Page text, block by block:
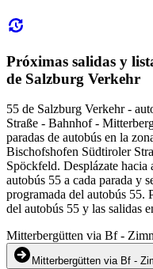
Próximas salidas y
de Salzburg Verkehr
55 de Salzburg Verkehr -
Straße - Bahnhof -
paradas de autobús en la
Bischofshofen Südtiroler
Spöckfeld. Desplázate hacia
autobús 55 a cada parada y
programada del autobús 55.
del autobús 55 y las salidas
Mitterbergütten via Bf -
Mitterbergütten via Bf -